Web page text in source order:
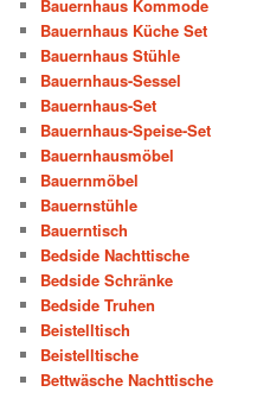
Bauernhaus Kommode
Bauernhaus Küche Set
Bauernhaus Stühle
Bauernhaus-Sessel
Bauernhaus-Set
Bauernhaus-Speise-Set
Bauernhausmöbel
Bauernmöbel
Bauernstühle
Bauerntisch
Bedside Nachttische
Bedside Schränke
Bedside Truhen
Beistelltisch
Beistelltische
Bettwäsche Nachttische